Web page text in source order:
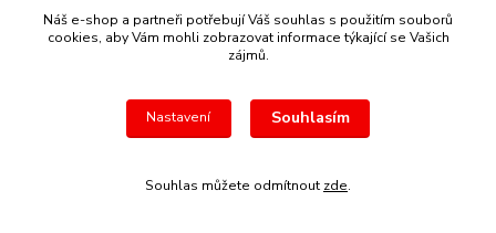
Náš e-shop a partneři potřebují Váš souhlas s použitím souborů
cookies, aby Vám mohli zobrazovat informace týkající se Vašich
zájmů.
Nastavení Souhlasím
Souhlas můžete odmítnout zde.